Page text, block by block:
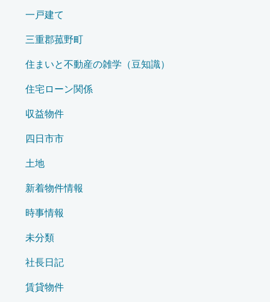
一戸建て
三重郡菰野町
住まいと不動産の雑学（豆知識）
住宅ローン関係
収益物件
四日市市
土地
新着物件情報
時事情報
未分類
社長日記
賃貸物件